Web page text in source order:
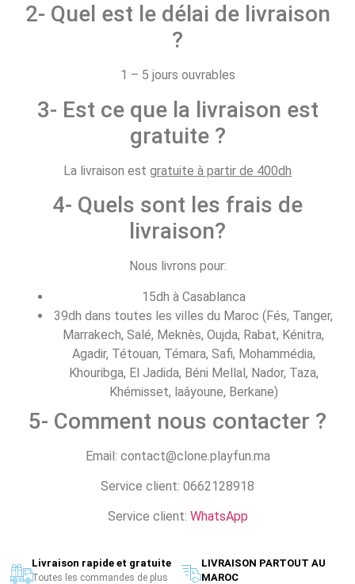
2- Quel est le délai de livraison
?
1 – 5 jours ouvrables
3- Est ce que la livraison est
gratuite ?
La livraison est gratuite à partir de 400dh
4- Quels sont les frais de
livraison?
Nous livrons pour:
15dh à Casablanca
39dh dans toutes les villes du Maroc (Fés, Tanger,
Marrakech, Salé, Meknès, Oujda, Rabat, Kénitra,
Agadir, Tétouan, Témara, Safi, Mohammédia,
Khouribga, El Jadida, Béni Mellal, Nador, Taza,
Khémisset, laâyoune, Berkane)
5- Comment nous contacter ?
Email: contact@clone.playfun.ma
Service client: 0662128918
Service client: WhatsApp
Livraison rapide et gratuite
Toutes les commandes de plus
LIVRAISON PARTOUT AU
MAROC